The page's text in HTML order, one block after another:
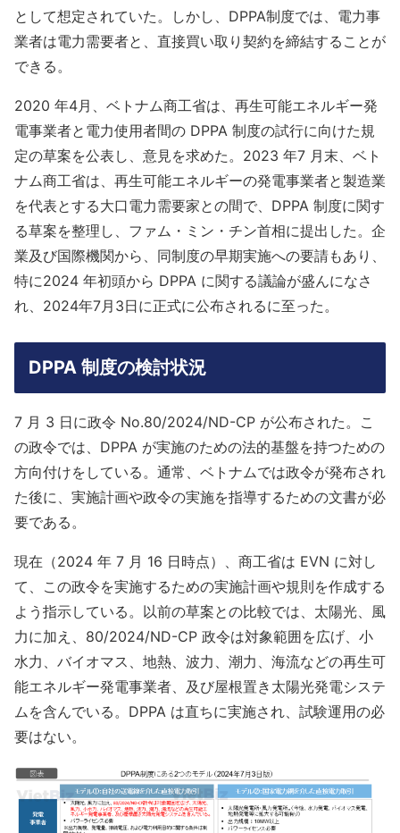
として想定されていた。しかし、DPPA制度では、電力事
業者は電力需要者と、直接買い取り契約を締結することが
できる。
2020 年4月、ベトナム商工省は、再生可能エネルギー発
電事業者と電力使用者間の DPPA 制度の試行に向けた規
定の草案を公表し、意見を求めた。2023 年7 月末、ベト
ナム商工省は、再生可能エネルギーの発電事業者と製造業
を代表とする大口電力需要家との間で、DPPA 制度に関す
る草案を整理し、ファム・ミン・チン首相に提出した。企
業及び国際機関から、同制度の早期実施への要請もあり、
特に2024 年初頭から DPPA に関する議論が盛んになさ
れ、2024年7月3日に正式に公布されるに至った。
DPPA 制度の検討状況
7 月 3 日に政令 No.80/2024/ND-CP が公布された。こ
の政令では、DPPA が実施のための法的基盤を持つための
方向付けをしている。通常、ベトナムでは政令が発布され
た後に、実施計画や政令の実施を指導するための文書が必
要である。
現在（2024 年 7 月 16 日時点）、商工省は EVN に対し
て、この政令を実施するための実施計画や規則を作成する
よう指示している。以前の草案との比較では、太陽光、風
力に加え、80/2024/ND-CP 政令は対象範囲を広げ、小
水力、バイオマス、地熱、波力、潮力、海流などの再生可
能エネルギー発電事業者、及び屋根置き太陽光発電システ
ムを含んでいる。DPPA は直ちに実施され、試験運用の必
要はない。